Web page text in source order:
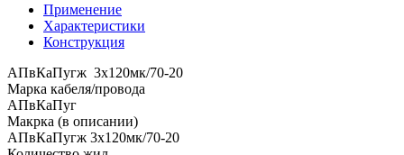
Применение
Характеристики
Конструкция
АПвКаПугж 3x120мк/70-20
Марка кабеля/провода
АПвКаПуг
Макрка (в описании)
АПвКаПугж 3x120мк/70-20